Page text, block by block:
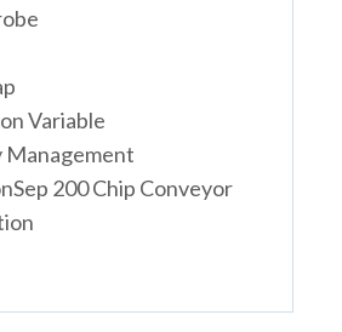
Variable
Management
200 Chip Conveyor